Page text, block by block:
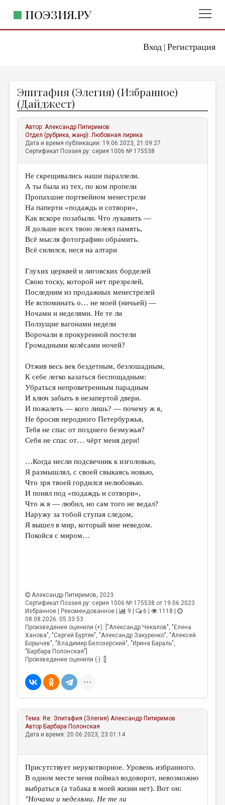
Вход| Регистрация
ПОЭЗИЯ.РУ
ЖАНРЫ
АВТОРЫ
КОММЕНТАРИИ
ЛИТСАЛОН
ПРАВИЛА САЙТА
ОТДЕЛЫ И РУБРИКИ
ИЗБРАННОЕ
ДАЙДЖЕСТ
ПЕРЕВОДЫ
КОНКУРСЫ
ДЕТСКАЯ КОМНАТА
КНИЖНАЯ ПОЛКА
ОБЗОР ЛИТЕРАТУРЫ
СТРАНИЦЫ ПАМЯТИ
ОБЪЯВЛЕНИЯ
РЕДКОЛЛЕГИЯ
ОТ РЕДАКЦИИ
ЭССЕИСТИКА
ЛИТЕРАТУРОВЕДЕНИЕ
КУЛЬТУРОВЕДЕНИЕ
ПУБЛИЦИСТИКА
РЕЦЕНЗИРОВАНИЕ
МЕДИА
ВКОНТАКТЕ
Эпитафия (Элегия) (Избранное)
(Дайджест)
Автор:Александр Питиримов
Отдел (рубрика, жанр):Любовная лирика
Дата и время публикации: 19.06.2023, 21:09:27
Сертификат Поэзия.ру: серия 1006 № 175538
Не скрещивались наши параллели.
А ты была из тех, по ком пропели
Пропахшие портвейном менестрели
На паперти «подаждь и сотвори»,
Как вскоре позабыли. Что лукавить —
Я дольше всех твою лелеял память,
Всё мысля фотографию обра́мить.
Всё силился, неся на алтари
Глухих церквей и лиговских борделей
Свою тоску, которой нет презрелей,
Последним из продажных менестрелей
Не вспоминать о… не моей (ничьей) —
Ночами и неделями. Не те ли
Ползущие вагонами недели
Ворочали в прокуренной постели
Громадными колёсами ночей?
Отжив весь век бездетным, безлошадным,
К себе легко казаться беспощадным:
Убраться непроветренным парадным
И ключ забыть в незапертой двери.
И пожалеть — кого лишь? — почему ж я,
Не бросив неродного Петербуржья,
Тебя не спас от позднего безмужья?
Себя не спас от… чёрт меня дери!
…Когда несли подсвечник к изголовью,
Я размышлял, с своей свыкаясь новью,
Что зря твоей гордился нелюбовью.
И понял под «подаждь и сотвори»,
Что ж я — любил, но сам того не ведал?
Наружу за тобой ступая следом,
Я вышел в мир, который мне неведом.
Покойся с миром…
Александр Питиримов, 2023
Сертификат Поэзия.ру: серия 1006 № 175538 от 19.06.2023
Избранное | Рекомендованное |
9 | 6 |
1118 |
08.08.2026. 05:33:53
Произведение оценили (+): ["Александр Чекалов", "Елена
Ханова", "Сергей Буртяк", "Александр Закуренко", "Алексей
Борычев", "Владимир Белозерский", "Ирина Бараль",
"Барбара Полонская"]
Произведение оценили (-): []
Тема: Re: Эпитафия (Элегия) Александр Питиримов
Автор Барбара Полонская
Дата и время: 20.06.2023, 23:01:14
Присутствует нерукотворное. Уровень избранного.
В одном месте меня поймал водоворот, невозможно
выбраться (а табака в моей жизни нет). Вот он:
"Ночами и неделями. Не те ли